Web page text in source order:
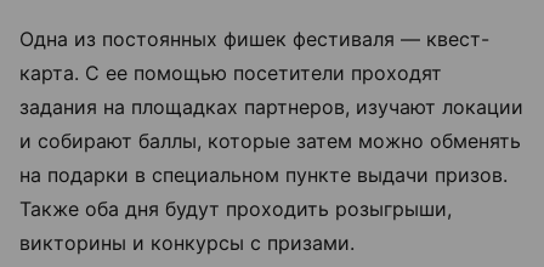
Одна из постоянных фишек фестиваля — квест-
карта. С ее помощью посетители проходят
задания на площадках партнеров, изучают локации
и собирают баллы, которые затем можно обменять
на подарки в специальном пункте выдачи призов.
Также оба дня будут проходить розыгрыши,
викторины и конкурсы с призами.